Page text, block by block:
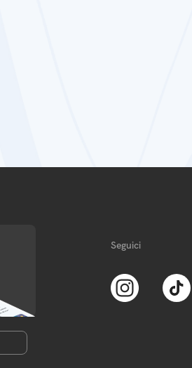
Seguici